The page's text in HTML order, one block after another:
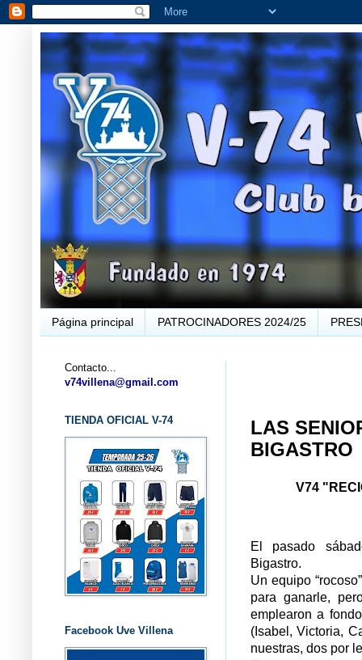
Página principal PATROCINADORES 2024/25
LAS
BIGASTRO
V74
El pasado
Bigastro.
Un equipo
para ganarle,
emplearon a
(Isabel, Victoria,
nuestras, dos por
Contacto...
v74villena@gmail.com
TIENDA OFICIAL V-74
Facebook Uve Villena